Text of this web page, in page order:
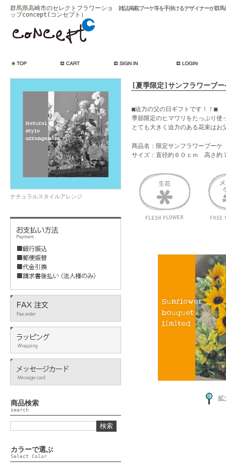
群馬県高崎市のセレクトフラワーショ
ップconcept(コンセプト）
雑誌掲載ブーケ等を手掛けるデザイナーが群
ナチュラルスタイルアレンジ
商品検索
search
カラーで選ぶ
Select Color
[夏季限定]サンフラワーブー
■迫力の父の日ギフトです！！■
季節限定のヒマワリをたっぷり使
とても大きく迫力のある花束は
商品名：限定サンフラワーブーケ
サイズ：直径約６０ｃｍ 高さ約
拡